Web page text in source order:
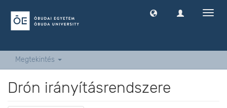
Megtekintés
Drón irányításrendszere